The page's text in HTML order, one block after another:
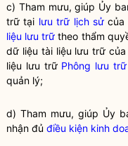
c) Tham mưu, giúp Ủy
trữ tại lưu trữ lịch sửcủa
liệu lưu trữ theo thẩm
dữ liệu tài liệu lưu trữ
liệu lưu trữ Phông lưu trữ
quản lý;
d) Tham mưu, giúp Ủy
nhận đủ điều kiện kinh